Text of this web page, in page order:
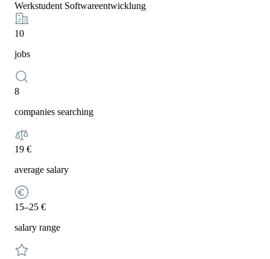
Werkstudent Softwareentwicklung
10
jobs
8
companies searching
19 €
average salary
15–25 €
salary range